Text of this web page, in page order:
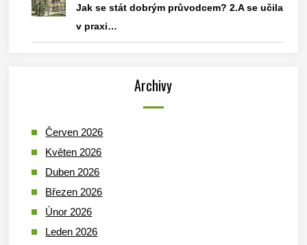
Jak se stát dobrým průvodcem? 2.A se učila
v praxi…
Archivy
Červen 2026
Květen 2026
Duben 2026
Březen 2026
Únor 2026
Leden 2026